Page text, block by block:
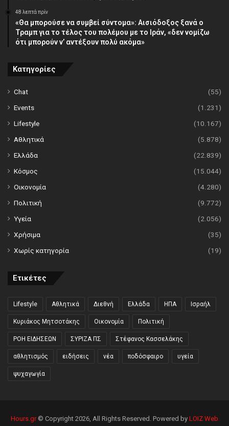
48 λεπτά πρίν
«Θα μπορούσε να συμβεί σύντομα»: Αισιόδοξος ξανά ο
Τραμπ για το τέλος του πολέμου με το Ιράν, «δεν νομίζω
ότι μπορούν ν’ αντέξουν πολύ ακόμα»
Κατηγορίες
Chat
(55)
Events
(1.231)
Lifestyle
(10.167)
Αθλητικά
(5.878)
Ελλάδα
(22.839)
Κόσμος
(15.044)
Οικονομία
(4.280)
Πολιτική
(9.772)
Υγεία
(2.056)
Χρήσιμα
(35)
Χωρίς κατηγορία
(19)
Ετικέτες
Lifestyle Αθλητικά Διεθνή Ελλάδα ΗΠΑ Ισραήλ
Κυριάκος Μητσοτάκης Οικονομία Πολιτική
ΡΟΗ ΕΙΔΗΣΕΩΝ ΣΥΡΙΖΑ ΠΣ Στέφανος Κασσελάκης
αθλητισμός ειδήσεις νέα ποδόσφαιρο υγεία
ψυχαγωγία
Hours.gr© Copyright 2026, All Rights Reserved. Powered by LOIZ Web